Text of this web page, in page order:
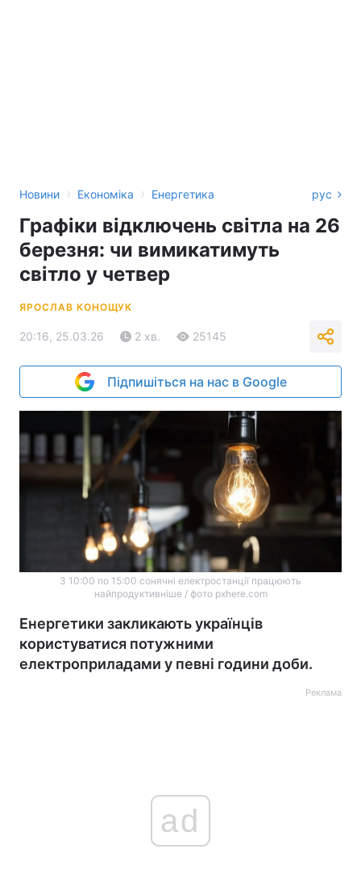
Новини › Економіка › Енергетика рус
Графіки відключень світла на 26
березня: чи вимикатимуть
світло у четвер
ЯРОСЛАВ КОНОЩУК
20:16, 25.03.26 2 хв. 25145
Підпишіться на нас в Google
З 10:00 по 15:00 сонячні електростанції працюють
найпродуктивніше / фото pxhere.com
Енергетики закликають українців
користуватися потужними
електроприладами у певні години доби.
Реклама
ad